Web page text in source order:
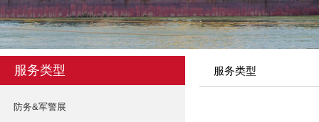
服务类型
防务&军警展
服务类型